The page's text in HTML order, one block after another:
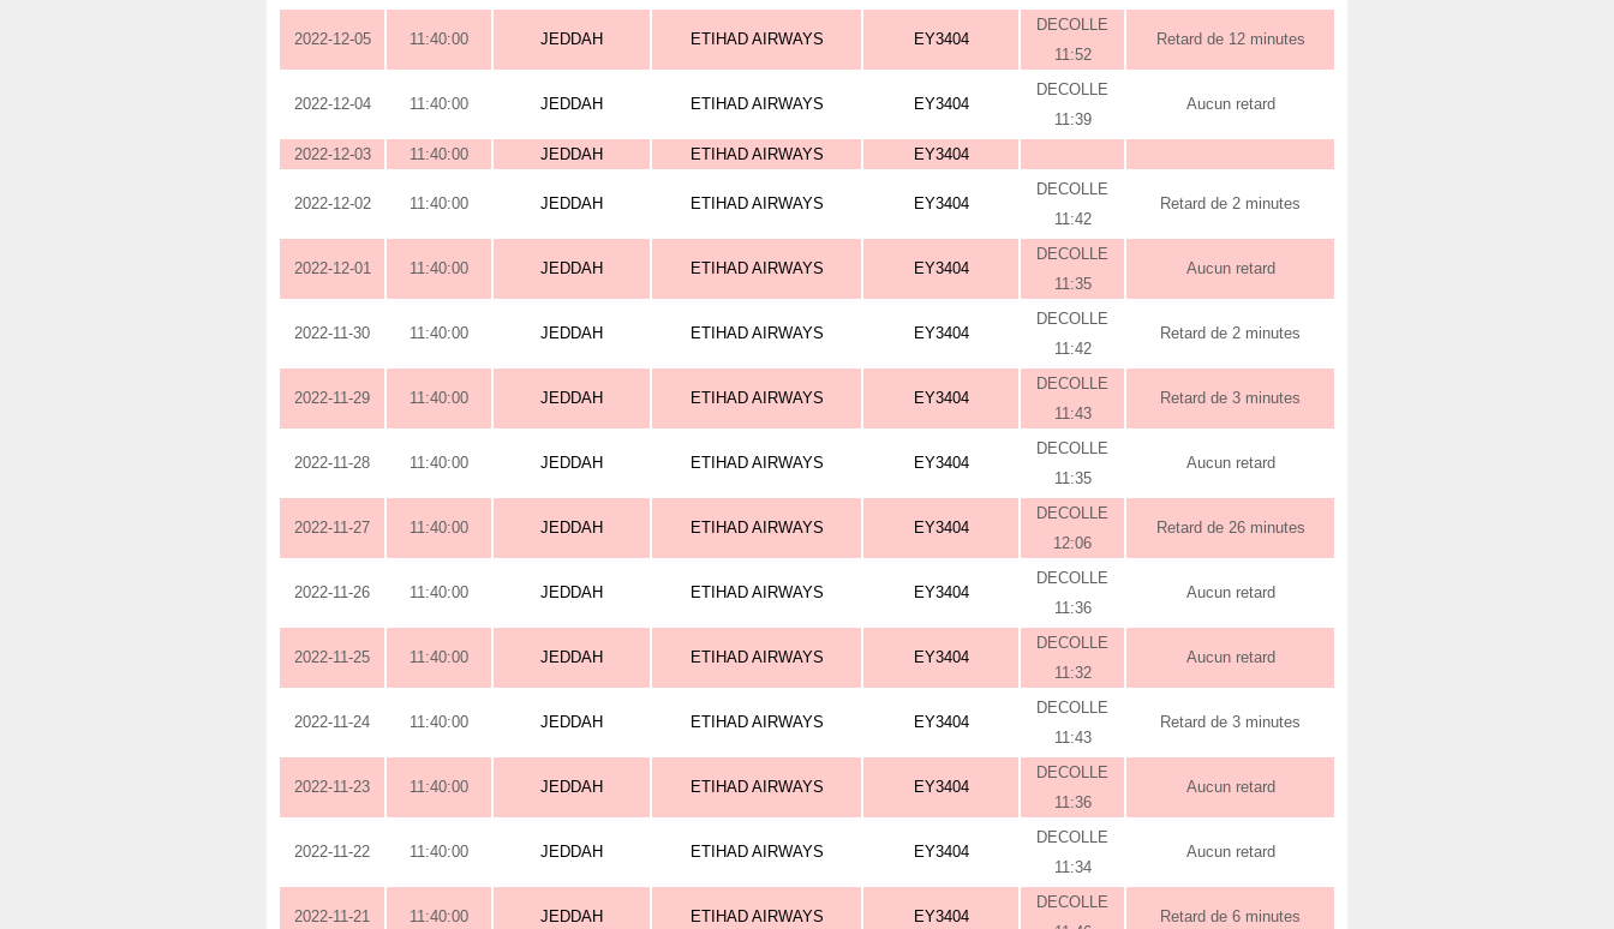
2022-12-05 11:40:00 JEDDAH ETIHAD AIRWAYS EY3404
DECOLLE
11:52
Retard de 12 minutes
2022-12-04 11:40:00 JEDDAH ETIHAD AIRWAYS EY3404
DECOLLE
11:39
Aucun retard
2022-12-03 11:40:00 JEDDAH ETIHAD AIRWAYS EY3404
2022-12-02 11:40:00 JEDDAH ETIHAD AIRWAYS EY3404
DECOLLE
11:42
Retard de 2 minutes
2022-12-01 11:40:00 JEDDAH ETIHAD AIRWAYS EY3404
DECOLLE
11:35
Aucun retard
2022-11-30 11:40:00 JEDDAH ETIHAD AIRWAYS EY3404
DECOLLE
11:42
Retard de 2 minutes
2022-11-29 11:40:00 JEDDAH ETIHAD AIRWAYS EY3404
DECOLLE
11:43
Retard de 3 minutes
2022-11-28 11:40:00 JEDDAH ETIHAD AIRWAYS EY3404
DECOLLE
11:35
Aucun retard
2022-11-27 11:40:00 JEDDAH ETIHAD AIRWAYS EY3404
DECOLLE
12:06
Retard de 26 minutes
2022-11-26 11:40:00 JEDDAH ETIHAD AIRWAYS EY3404
DECOLLE
11:36
Aucun retard
2022-11-25 11:40:00 JEDDAH ETIHAD AIRWAYS EY3404
DECOLLE
11:32
Aucun retard
2022-11-24 11:40:00 JEDDAH ETIHAD AIRWAYS EY3404
DECOLLE
11:43
Retard de 3 minutes
2022-11-23 11:40:00 JEDDAH ETIHAD AIRWAYS EY3404
DECOLLE
11:36
Aucun retard
2022-11-22 11:40:00 JEDDAH ETIHAD AIRWAYS EY3404
DECOLLE
11:34
Aucun retard
2022-11-21 11:40:00 JEDDAH ETIHAD AIRWAYS EY3404
DECOLLE
Retard de 6 minutes